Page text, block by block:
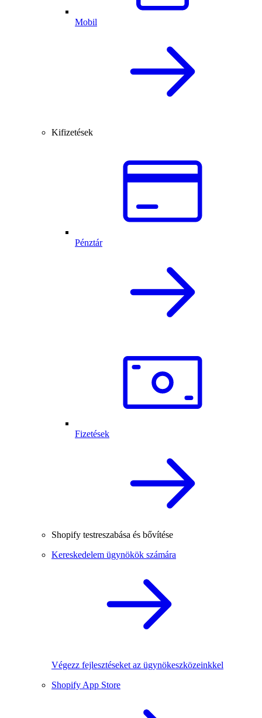
Mobil
Kifizetések
Pénztár
Fizetések
Shopify testreszabása és bővítése
Kereskedelem ügynökök számára
Végezz fejlesztéseket az ügynökeszközeinkkel
Shopify App Store